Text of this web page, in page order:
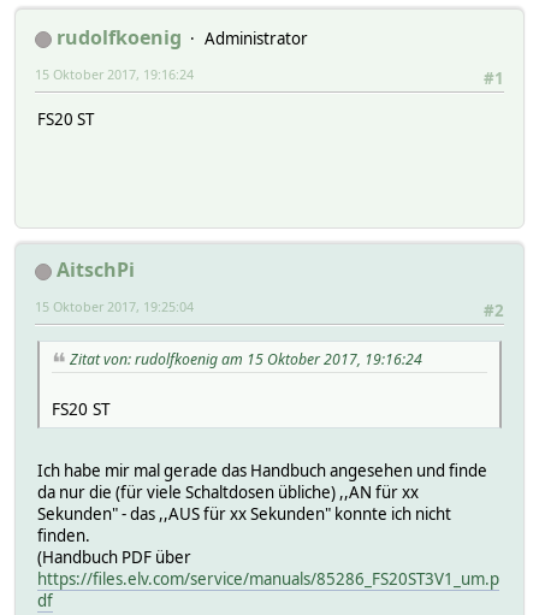
rudolfkoenig
Administrator
#1
15 Oktober 2017, 19:16:24
FS20 ST
AitschPi
#2
15 Oktober 2017, 19:25:04
Zitat von: rudolfkoenig am 15 Oktober 2017, 19:16:24
FS20 ST
Ich habe mir mal gerade das Handbuch angesehen und finde
da nur die (für viele Schaltdosen übliche) ,,AN für xx
Sekunden" - das ,,AUS für xx Sekunden" konnte ich nicht
finden.
(Handbuch PDF über
https://files.elv.com/service/manuals/85286_FS20ST3V1_um.p
df